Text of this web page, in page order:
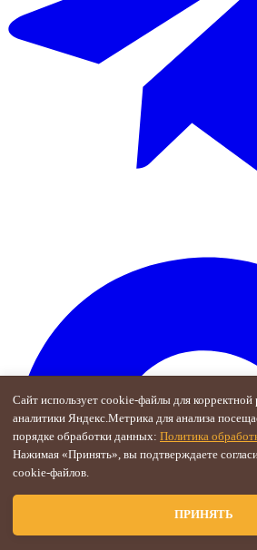
Сайт использует cookie-файлы для корректной
аналитики Яндекс.Метрика для анализа
порядке обработки данных: Политика
Нажимая «Принять», вы подтверждаете
cookie-файлов.
ПРИНЯТЬ